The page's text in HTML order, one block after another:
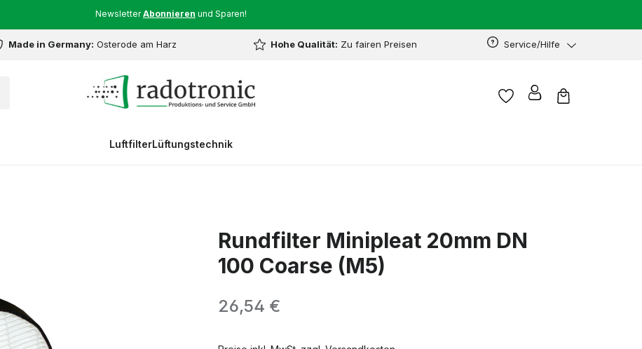
NewsletterAbonnieren und Sparen!
Made in Germany: Osterode am Harz Hohe Qualität: Zu fairen Preisen Service/Hilfe
LuftfilterLüftungstechnik
Rundfilter Minipleat 20mm DN
100 Coarse (M5)
Regulärer Preis:
26,54 €